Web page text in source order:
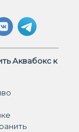
Аквабокс к